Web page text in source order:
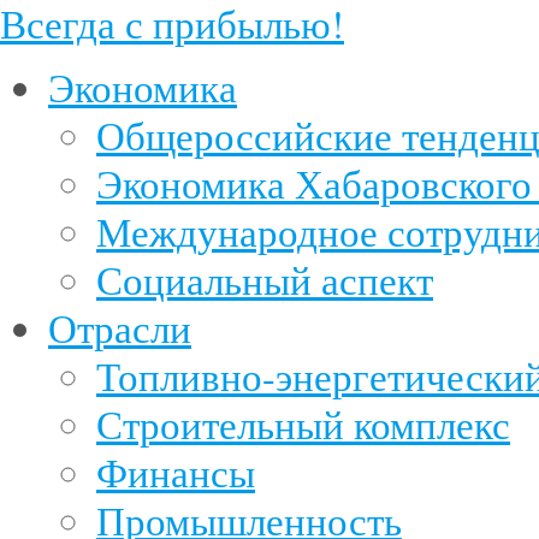
Всегда с прибылью!
Экономика
Общероссийские
Экономика Хабаровского
Международное
Социальный аспект
Отрасли
Топливно-
Строительный комплекс
Финансы
Промышленность